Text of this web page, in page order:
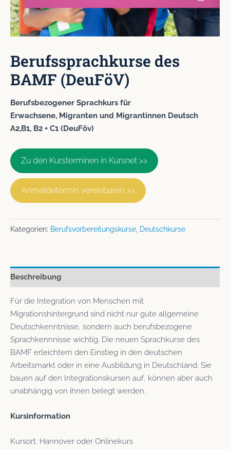
Berufssprachkurse des
BAMF (DeuFöV)
Berufsbezogener Sprachkurs für
Erwachsene, Migranten und Migrantinnen Deutsch
A2,B1, B2 + C1 (DeuFöv)
Zu den Kursterminen in Kursnet >>
Anmeldetermin vereinbaren >>
Kategorien: Berufsvorbereitungskurse Deutschkurse
Beschreibung
Für die Integration von Menschen mit
Migrationshintergrund sind nicht nur gute allgemeine
Deutschkenntnisse, sondern auch berufsbezogene
Sprachkennnisse wichtig. Die neuen Sprachkurse des
BAMF erleichtern den Einstieg in den deutschen
Arbeitsmarkt oder in eine Ausbildung in Deutschland. Sie
bauen auf den Integrationskursen auf, können aber auch
unabhängig von ihnen belegt werden.
Kursinformation
Kursort: Hannover oder Onlinekurs